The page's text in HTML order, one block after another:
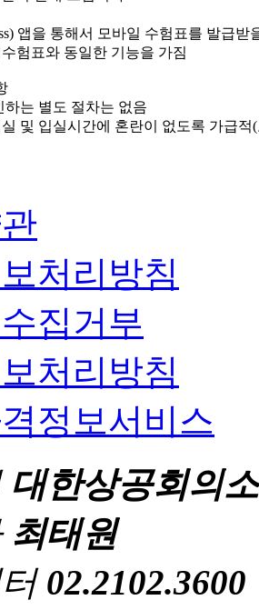
앱을 통해서 모바일 수험표를 발급받
험표와 동일한 기능을 가짐
는 별도 절차는 없음
및 입실시간에 혼란이 없도록 가급
처리방침
집거부
처리방침
정보서비스
대한상공회의소
최태원
02.2102.3600